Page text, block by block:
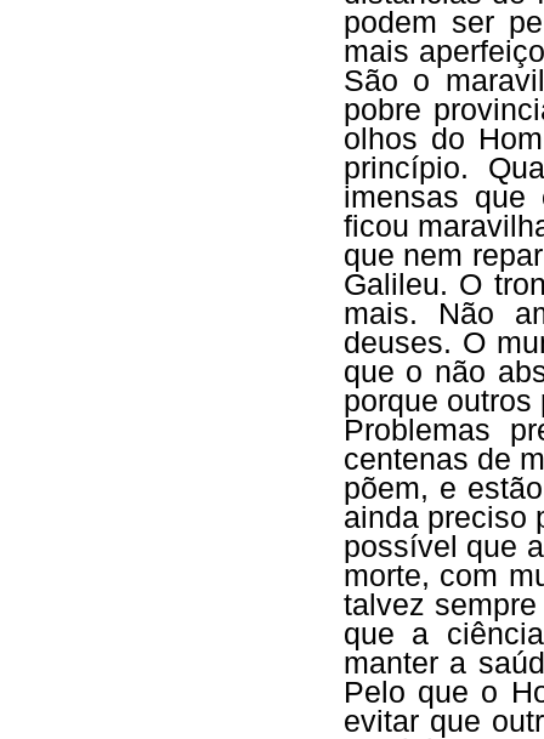
podem ser
mais
São o
pobre
olhos do
princípio.
imensas
ficou
que nem
Galileu. O
mais. Não
deuses. O
que o não
porque
Problemas
centenas de
põem, e
ainda preciso
possível que
morte, com
talvez
que a
manter a
Pelo que o
evitar que